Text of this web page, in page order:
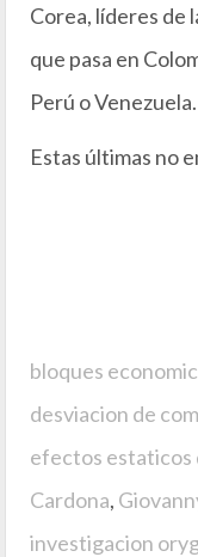
Corea, líderes de
que pasa en
Perú o Venezuela.
Estas últimas no
bloques
desviacion de
efectos estaticos
Cardona,
investigacion